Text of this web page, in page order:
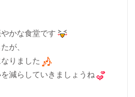
かな食堂です
が、
りました
減らしていきましょうね